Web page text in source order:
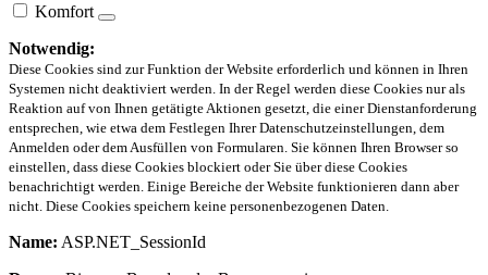
Komfort
Notwendig:
Diese Cookies sind zur Funktion der Website erforderlich und können in Ihren
Systemen nicht deaktiviert werden. In der Regel werden diese Cookies nur als
Reaktion auf von Ihnen getätigte Aktionen gesetzt, die einer Dienstanforderung
entsprechen, wie etwa dem Festlegen Ihrer Datenschutzeinstellungen, dem
Anmelden oder dem Ausfüllen von Formularen. Sie können Ihren Browser so
einstellen, dass diese Cookies blockiert oder Sie über diese Cookies
benachrichtigt werden. Einige Bereiche der Website funktionieren dann aber
nicht. Diese Cookies speichern keine personenbezogenen Daten.
Name: ASP.NET_SessionId